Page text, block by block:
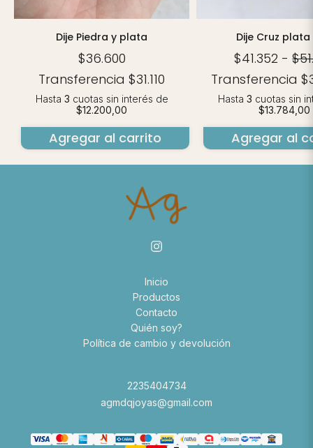
Dije Piedra y plata
$36.600
Transferencia$31.110
Hasta 3 cuotas sin interés de
$12.200,00
Agregar al carrito
Dije Cruz plata
$41.352 -
Transferencia
Hasta 3 cuotas sin
$13.784,00
Agregar al
Inicio
Productos
Contacto
Quién soy?
Política de cambio y devolución
2235404734
agmdqjoyas@gmail.com